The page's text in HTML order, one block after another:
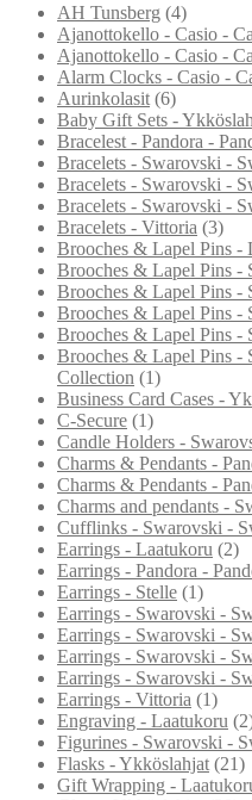
AH Tunsberg (4)
Ajanottokello - Casio -
Ajanottokello - Casio -
Alarm Clocks - Casio -
Aurinkolasit (6)
Baby Gift Sets -
Bracelest - Pandora -
Bracelets - Swarovski -
Bracelets - Swarovski -
Bracelets - Swarovski -
Bracelets - Vittoria (3)
Brooches & Lapel Pins -
Brooches & Lapel Pins -
Brooches & Lapel Pins -
Brooches & Lapel Pins
Brooches & Lapel Pins -
Brooches & Lapel Pins -
Collection (1)
Business Card Cases -
C-Secure (1)
Candle Holders -
Charms & Pendants -
Charms & Pendants -
Charms and pendants -
Cufflinks - Swarovski -
Earrings - Laatukoru (2)
Earrings - Pandora -
Earrings - Stelle (1)
Earrings - Swarovski -
Earrings - Swarovski -
Earrings - Swarovski -
Earrings - Swarovski -
Earrings - Vittoria (1)
Engraving - Laatukoru
Figurines - Swarovski -
Flasks - Ykköslahjat (21)
Gift Wrapping -